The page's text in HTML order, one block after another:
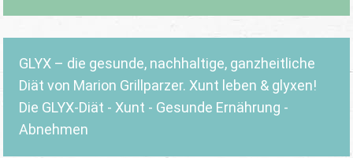
GLYX – die gesunde, nachhaltige, ganzheitliche
Diät von Marion Grillparzer. Xunt leben & glyxen!
Die GLYX-Diät - Xunt - Gesunde Ernährung -
Abnehmen